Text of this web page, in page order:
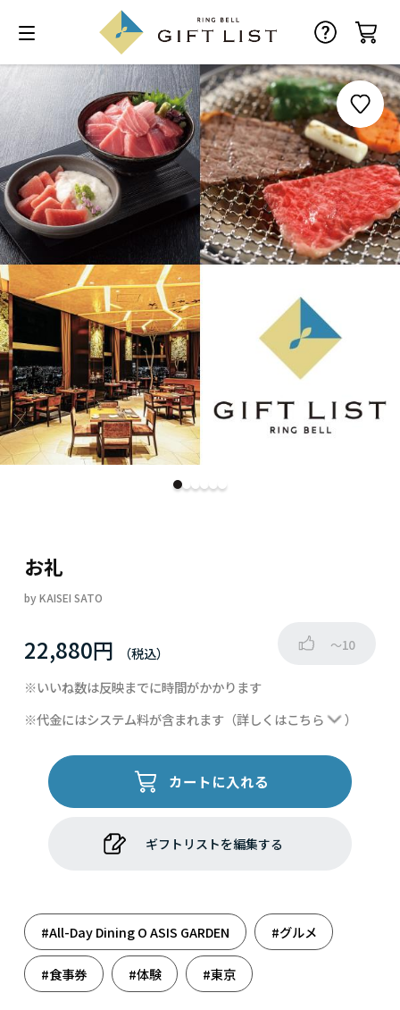
お気に入り
お礼
byKAISEI SATO
22,880円 ～10
※いいね数は反映までに時間がかかります
※代金にはシステム料が含まれます（詳しくはこちら ）
カートに入れる
ギフトリストを編集する
#All-Day Dining O ASIS GARDEN #グルメ
#食事券 #体験 #東京